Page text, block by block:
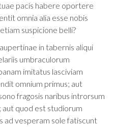
pacis habere oportere
omnia alia esse nobis
suspicione belli?
in tabernis aliqui
umbraculorum
imitatus lasciviam
omnium primus; aut
fragosis naribus introrsum
quod est studiorum
ad vesperam sole fatiscunt